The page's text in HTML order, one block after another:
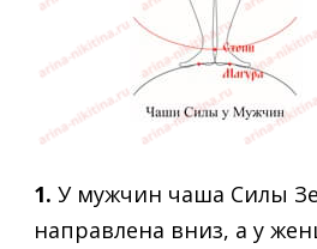
1. У мужчин чаша Силы
направлена вниз, а у